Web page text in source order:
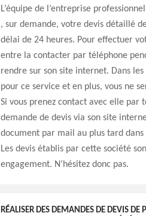
L’équipe de l’entreprise
, sur demande, votre devis détaillé
délai de 24 heures. Pour effectuer
entre la contacter par téléphone
rendre sur son site internet. Dans les
pour ce service et en plus, vous ne
Si vous prenez contact avec elle par
demande de devis via son site
document par mail au plus tard
Les devis établis par cette société
engagement. N’hésitez donc pas.
RÉALISER DES DEMANDES DE DEVIS DE